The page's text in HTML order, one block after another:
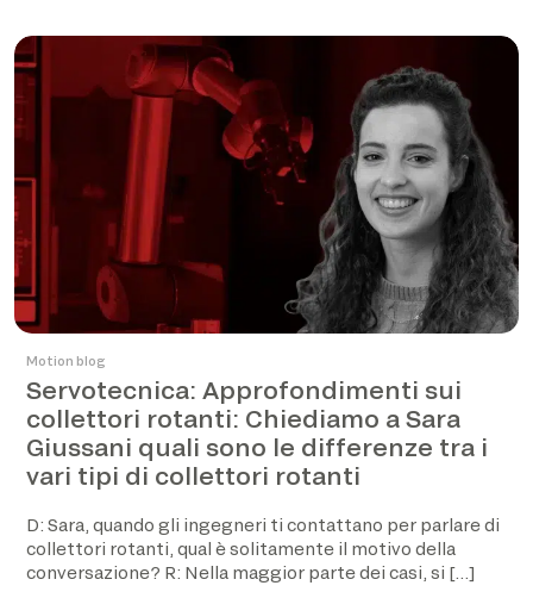
Motion blog
Servotecnica: Approfondimenti sui
collettori rotanti: Chiediamo a Sara
Giussani quali sono le differenze tra i
vari tipi di collettori rotanti
D: Sara, quando gli ingegneri ti contattano per parlare di
collettori rotanti, qual è solitamente il motivo della
conversazione? R: Nella maggior parte dei casi, si […]